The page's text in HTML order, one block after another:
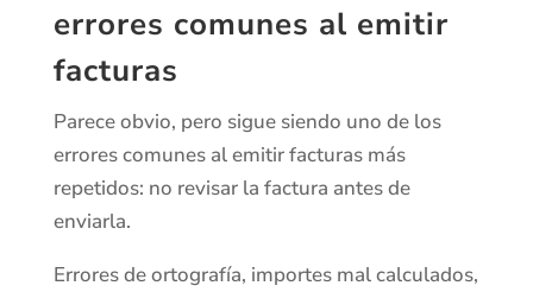
errores comunes al emitir
facturas
Parece obvio, pero sigue siendo uno de los
errores comunes al emitir facturas más
repetidos: no revisar la factura antes de
enviarla.
Errores de ortografía, importes mal calculados,